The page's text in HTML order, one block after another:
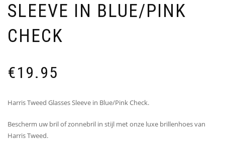
SLEEVE IN BLUE/PINK
CHECK
€19.95
Harris Tweed Glasses Sleeve in Blue/Pink Check.
Bescherm uw bril of zonnebril in stijl met onze luxe brillenhoes van
Harris Tweed.